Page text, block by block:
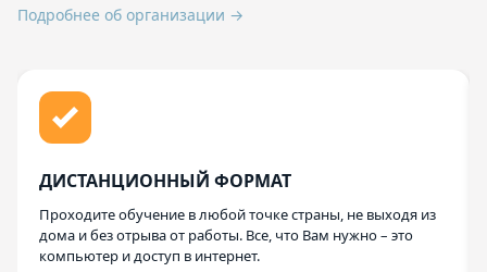
Подробнее об организации →
ДИСТАНЦИОННЫЙ ФОРМАТ
Проходите обучение в любой точке страны, не выходя из
дома и без отрыва от работы. Все, что Вам нужно – это
компьютер и доступ в интернет.